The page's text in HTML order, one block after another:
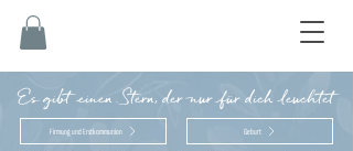
Es gibt einen Stern, der nur für dich leuchtet
Firmung und Erstkommunion Geburt